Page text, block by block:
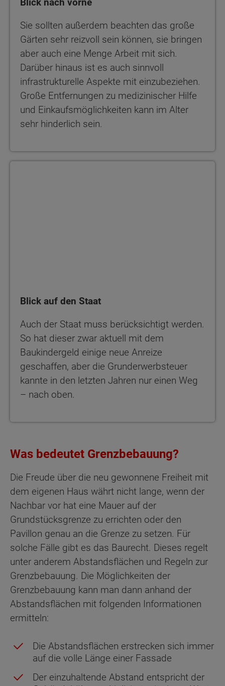
Sie sollten außerdem beachten das große
Gärten sehr reizvoll sein können, sie bringen
aber auch eine Menge Arbeit mit sich.
Darüber hinaus ist es auch sinnvoll
infrastrukturelle Aspekte mit einzubeziehen.
Große Entfernungen zu medizinischer Hilfe
und Einkaufsmöglichkeiten kann im Alter
sehr hinderlich sein.
Blick auf den Staat
Auch der Staat muss berücksichtigt werden.
So hat dieser zwar aktuell mit dem
Baukindergeld einige neue Anreize
geschaffen, aber die Grunderwerbsteuer
kannte in den letzten Jahren nur einen Weg
– nach oben.
Was bedeutet Grenzbebauung?
Die Freude über die neu gewonnene Freiheit mit
dem eigenen Haus währt nicht lange, wenn der
Nachbar vor hat eine Mauer auf der
Grundstücksgrenze zu errichten oder den
Pavillon genau an die Grenze zu setzen. Für
solche Fälle gibt es das Baurecht. Dieses regelt
unter anderem Abstandsflächen und Regeln zur
Grenzbebauung. Die Möglichkeiten der
Grenzbebauung kann man dann anhand der
Abstandsflächen mit folgenden Informationen
ermitteln:
Die Abstandsflächen erstrecken sich immer
auf die volle Länge einer Fassade
Der einzuhaltende Abstand entspricht der